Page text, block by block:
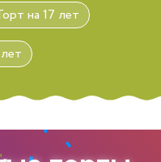
на 17 лет